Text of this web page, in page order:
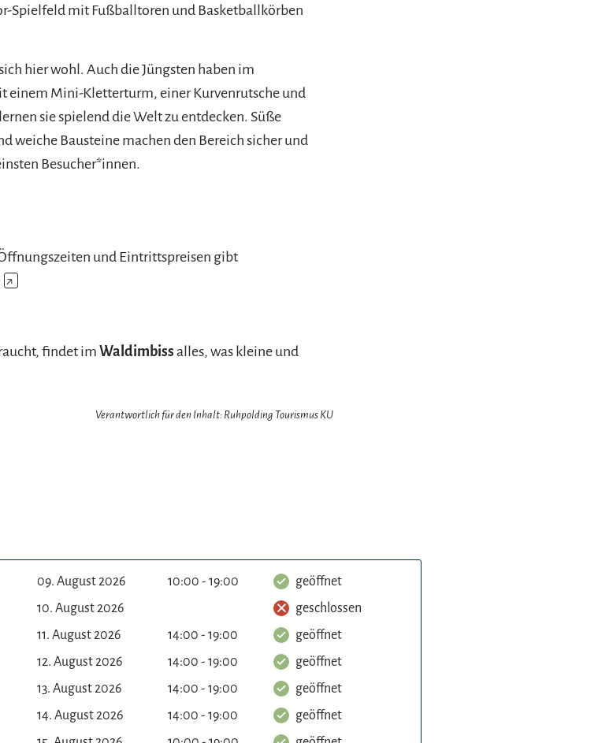
Spielfeld mit Fußballtoren und Basketballkörben
hier wohl. Auch die Jüngsten haben im
einem Mini-Kletterturm, einer Kurvenrutsche und
sie spielend die Welt zu entdecken. Süße
weiche Bausteine machen den Bereich sicher und
Besucher*innen.
und Eintrittspreisen gibt
↗
findet imWaldimbiss alles, was kleine und
Verantwortlich für den Inhalt: Ruhpolding Tourismus KU
09. August 2026 10:00 - 19:00 geöffnet
10. August 2026 geschlossen
11. August 2026 14:00 - 19:00 geöffnet
12. August 2026 14:00 - 19:00 geöffnet
13. August 2026 14:00 - 19:00 geöffnet
14. August 2026 14:00 - 19:00 geöffnet